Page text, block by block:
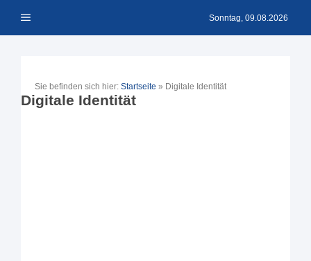
Inhalt Menü Sonntag, 09.08.2026
Sie befinden sich hier: Startseite » Digitale Identität
Digitale Identität